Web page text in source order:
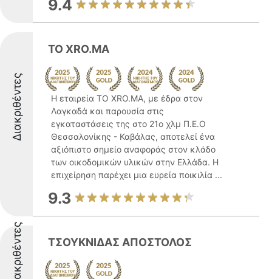
9.4
Διακριθέντες
TO XRO.MA
Η εταιρεία TO XRO.MA, με έδρα στον
Λαγκαδά και παρουσία στις
εγκαταστάσεις της στο 21ο χλμ Π.Ε.Ο
Θεσσαλονίκης - Καβάλας, αποτελεί ένα
αξιόπιστο σημείο αναφοράς στον κλάδο
των οικοδομικών υλικών στην Ελλάδα. Η
επιχείρηση παρέχει μια ευρεία ποικιλία ...
9.3
Διακριθέντες ΤΣΟΥΚΝΙΔΑΣ ΑΠΟΣΤΟΛΟΣ